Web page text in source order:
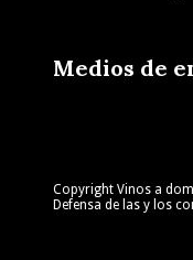
Medios de
Copyright Vinos a
Defensa de las y los